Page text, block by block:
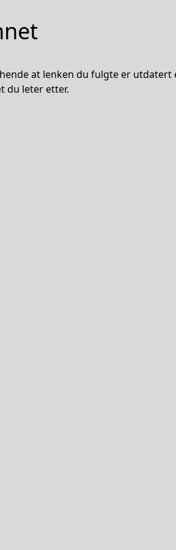
at lenken du fulgte er
du leter etter.